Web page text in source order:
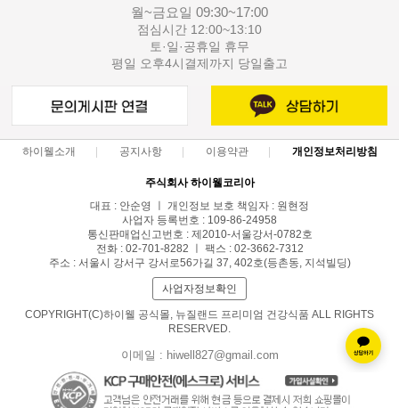
월~금요일 09:30~17:00
점심시간 12:00~13:10
토·일·공휴일 휴무
평일 오후4시결제까지 당일출고
하이웰소개 공지사항 이용약관 개인정보처리방침
주식회사 하이웰코리아
대표 : 안순영 ㅣ 개인정보 보호 책임자 : 원현정
사업자 등록번호 : 109-86-24958
통신판매업신고번호 : 제2010-서울강서-0782호
전화 : 02-701-8282 ㅣ 팩스 : 02-3662-7312
주소 : 서울시 강서구 강서로56가길 37, 402호(등촌동, 지석빌딩)
사업자정보확인
COPYRIGHT(C)하이웰 공식몰, 뉴질랜드 프리미엄 건강식품 ALL RIGHTS
RESERVED.
이메일 : hiwell827@gmail.com